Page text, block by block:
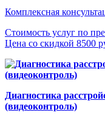
Комплексная
Стоимость услуг по
Цена со скидкой 8500
Диагностика
(видеоконтроль)